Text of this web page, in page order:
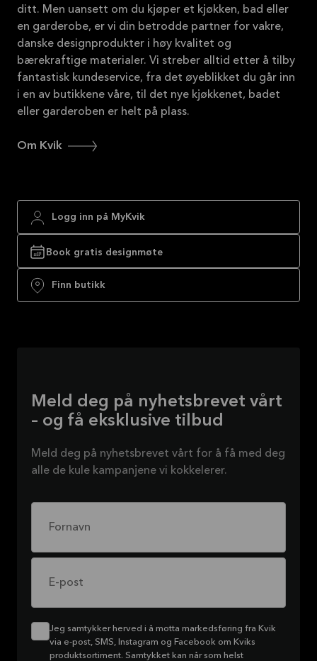
ditt. Men uansett om du kjøper et kjøkken, bad eller
en garderobe, er vi din betrodde partner for vakre,
danske designprodukter i høy kvalitet og
bærekraftige materialer. Vi streber alltid etter å tilby
fantastisk kundeservice, fra det øyeblikket du går inn
i en av butikkene våre, til det nye kjøkkenet, badet
eller garderoben er helt på plass.
Om Kvik
Logg inn på MyKvik
Book gratis designmøte
Finn butikk
Meld deg på nyhetsbrevet vårt
– og få eksklusive tilbud
Meld deg på nyhetsbrevet vårt for å få med deg
alle de kule kampanjene vi kokkelerer.
Fornavn
E-post
Jeg samtykker herved i å motta markedsføring fra Kvik
via e-post, SMS, Instagram og Facebook om Kviks
produktsortiment. Samtykket kan når som helst